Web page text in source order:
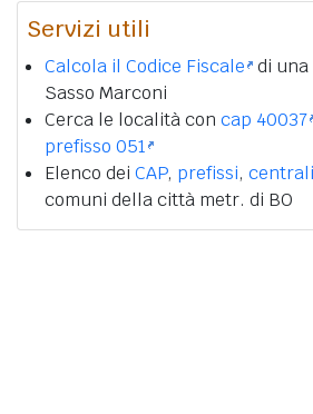
Servizi utili
Calcola il Codice Fiscale di
Sasso Marconi
Cerca le località con cap 40037
prefisso 051
Elenco dei CAP, prefissi,
comuni della città metr. di BO